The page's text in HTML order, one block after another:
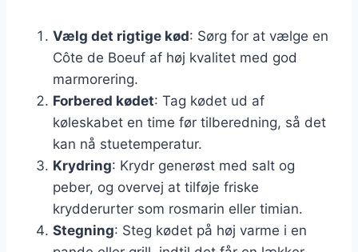
Vælg det rigtige kød: Sørg for at vælge en
Côte de Boeuf af høj kvalitet med god
marmorering.
Forbered kødet: Tag kødet ud af
køleskabet en time før tilberedning, så det
kan nå stuetemperatur.
Krydring: Krydr generøst med salt og
peber, og overvej at tilføje friske
krydderurter som rosmarin eller timian.
Stegning: Steg kødet på høj varme i en